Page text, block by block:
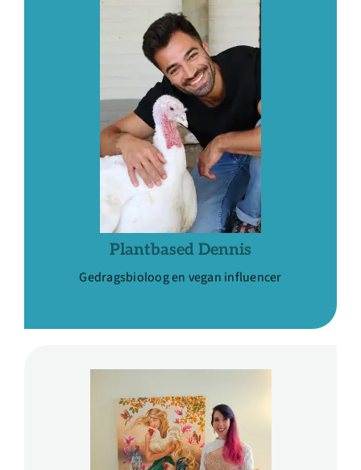
Plantbased Dennis
Gedragsbioloog en vegan influencer